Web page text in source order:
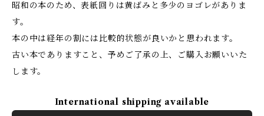
昭和の本のため、表紙回りは黄ばみと多少のヨゴレがありま
す。
本の中は経年の割には比較的状態が良いかと思われます。
古い本でありますこと、予めご了承の上、ご購入お願いいた
します。
International shipping available